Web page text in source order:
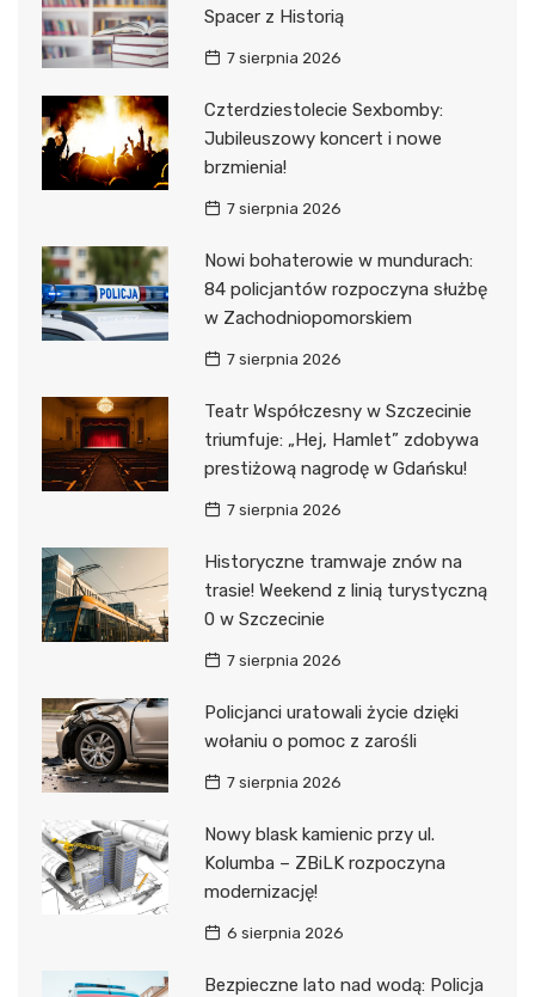
Spacer z Historią
7 sierpnia 2026
Czterdziestolecie Sexbomby:
Jubileuszowy koncert i nowe
brzmienia!
7 sierpnia 2026
Nowi bohaterowie w mundurach:
84 policjantów rozpoczyna służbę
w Zachodniopomorskiem
7 sierpnia 2026
Teatr Współczesny w Szczecinie
triumfuje: „Hej, Hamlet” zdobywa
prestiżową nagrodę w Gdańsku!
7 sierpnia 2026
Historyczne tramwaje znów na
trasie! Weekend z linią turystyczną
0 w Szczecinie
7 sierpnia 2026
Policjanci uratowali życie dzięki
wołaniu o pomoc z zarośli
7 sierpnia 2026
Nowy blask kamienic przy ul.
Kolumba – ZBiLK rozpoczyna
modernizację!
6 sierpnia 2026
Bezpieczne lato nad wodą: Policja